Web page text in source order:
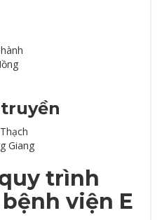
Giang
trình
viện E